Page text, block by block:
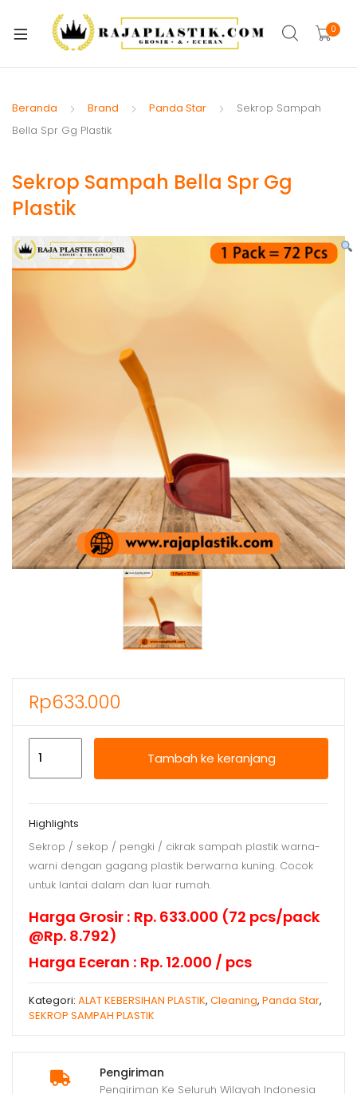
0
Beranda Brand Panda Star
Sekrop Sampah
Bella Spr Gg Plastik
Sekrop Sampah Bella Spr Gg
Plastik
Pengiriman
Pengiriman Ke Seluruh Wilayah Indonesia
Rp633.000
Spr
Gg
Plastik
Tambah ke keranjang
Highlights
Sekrop / sekop / pengki / cikrak sampah plastik warna-
warni dengan gagang plastik berwarna kuning. Cocok
untuk lantai dalam dan luar rumah.
Harga Grosir : Rp. 633.000 (72 pcs/pack
@Rp. 8.792)
Harga Eceran : Rp. 12.000 / pcs
Kategori: ALAT KEBERSIHAN PLASTIK, Cleaning, Panda Star,
SEKROP SAMPAH PLASTIK